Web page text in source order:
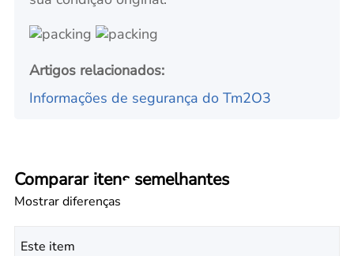
Artigos relacionados:
Informações de segurança do Tm2O3
Comparar itens semelhantes
Mostrar diferenças
Este item